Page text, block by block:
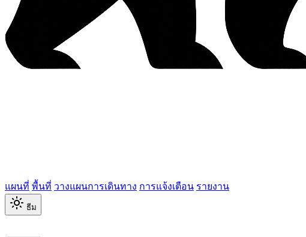
แผนที่ พื้นที่ วางแผนการเดินทาง การแจ้งเตือน รายงาน
ธีม